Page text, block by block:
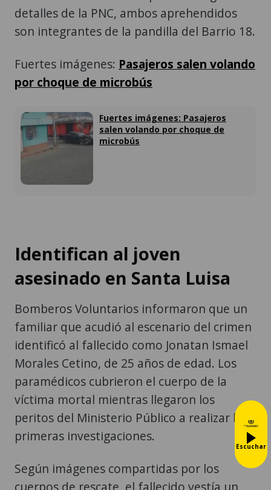
detalles de la PNC, ambos aprehendidos
son integrantes de la pandilla del Barrio 18.
Fuertes imágenes: Pasajeros salen volando
por choque de microbús
Fuertes imágenes: Pasajeros
salen volando por choque de
microbús
Identifican al joven
asesinado en Santa Luisa
Bomberos Voluntarios informaron que un
familiar que acudió al escenario del crimen
identificó al fallecido como Jonatan Ismael
Morales Cetino, de 25 años de edad. Los
paramédicos cubrieron el cuerpo de la
víctima mortal mientras llegaron los
peritos del Ministerio Público a realizar las
primeras investigaciones.
Según imágenes compartidas por los
cuerpos de rescate, el fallecido vestía un
Escuchar